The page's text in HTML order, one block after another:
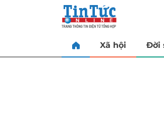
Xã hội Đời